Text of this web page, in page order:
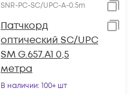
SNR-PC-SC/UPC-A-0.5m
Патчкорд
оптический SC/UPC
SM G.657.A1 0,5
метра
В наличии: 100+ шт